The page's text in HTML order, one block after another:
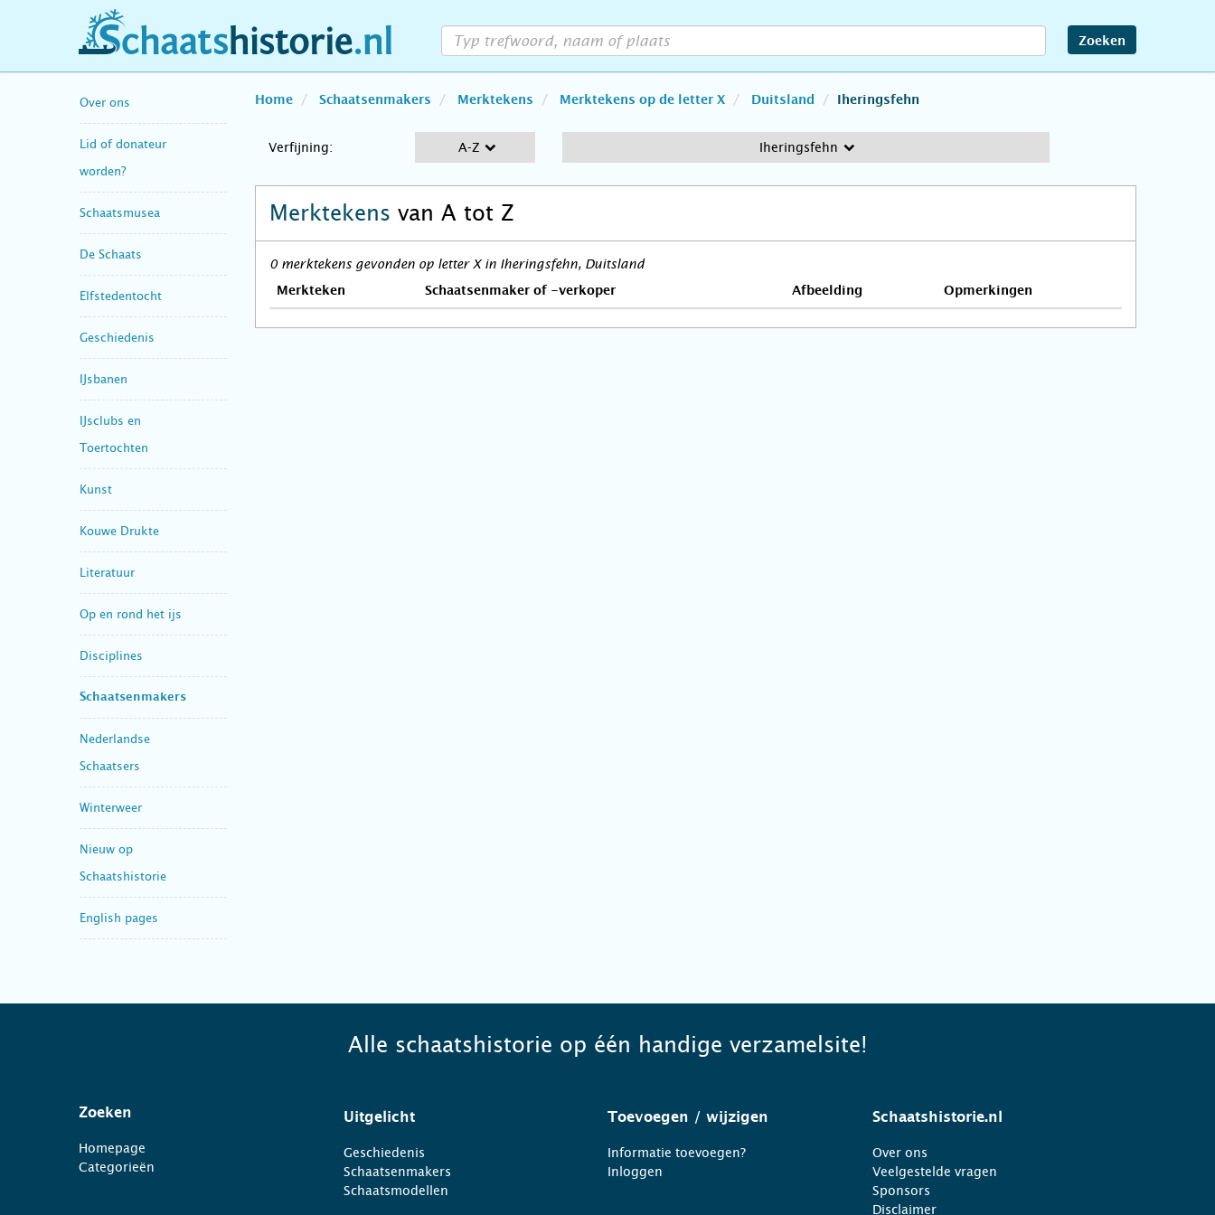
schaatshistorie.nl Zoeken
Over ons
Lid of donateur
worden?
Schaatsmusea
De Schaats
Elfstedentocht
Geschiedenis
IJsbanen
IJsclubs en
Toertochten
Kunst
Kouwe Drukte
Literatuur
Op en rond het ijs
Disciplines
Schaatsenmakers
Nederlandse
Schaatsers
Winterweer
Nieuw op
Schaatshistorie
English pages
Home Schaatsenmakers Merktekens Merktekens op de letter X Duitsland Iheringsfehn
Verfijning: A-Z Iheringsfehn
Merktekens van A tot Z
0 merktekens gevonden op letter X in Iheringsfehn, Duitsland
Merkteken Schaatsenmaker of -verkoper Afbeelding Opmerkingen
Alle schaatshistorie op één handige verzamelsite!
Zoeken
Homepage
Categorieën
Uitgelicht
Geschiedenis
Schaatsenmakers
Schaatsmodellen
Toevoegen / wijzigen
Informatie toevoegen?
Inloggen
Schaatshistorie.nl
Over ons
Veelgestelde vragen
Sponsors
Disclaimer